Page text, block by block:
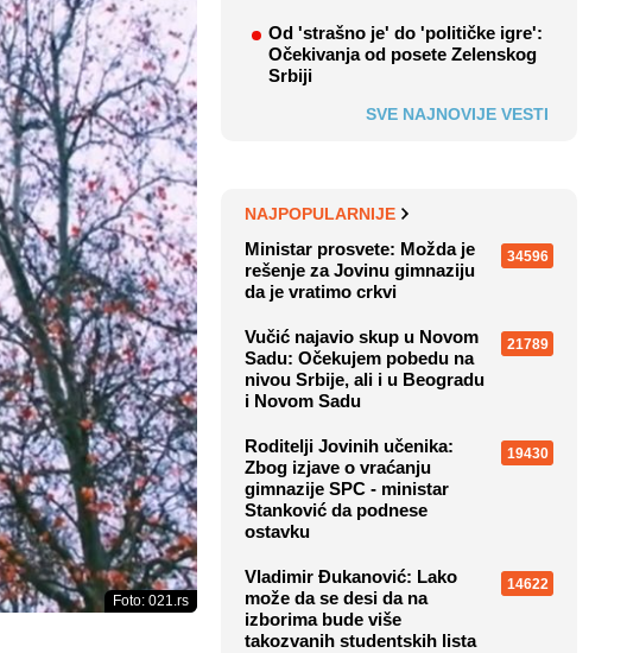
Foto: 021.rs
Od 'strašno je' do 'političke igre':
Očekivanja od posete Zelenskog
Srbiji
SVE NAJNOVIJE VESTI
NAJPOPULARNIJE
Ministar prosvete: Možda je
rešenje za Jovinu gimnaziju
da je vratimo crkvi
34596
Vučić najavio skup u Novom
Sadu: Očekujem pobedu na
nivou Srbije, ali i u Beogradu
i Novom Sadu
21789
Roditelji Jovinih učenika:
Zbog izjave o vraćanju
gimnazije SPC - ministar
Stanković da podnese
ostavku
19430
Vladimir Đukanović: Lako
može da se desi da na
izborima bude više
takozvanih studentskih lista
14622